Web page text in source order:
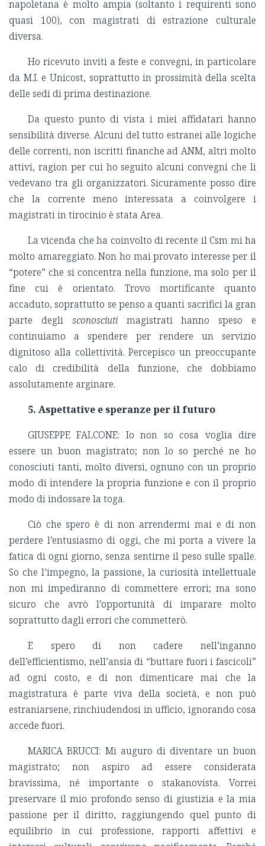
napoletana è molto ampia (soltanto i requirenti sono
quasi 100), con magistrati di estrazione culturale
diversa.
Ho ricevuto inviti a feste e convegni, in particolare
da M.I. e Unicost, soprattutto in prossimità della scelta
delle sedi di prima destinazione.
Da questo punto di vista i miei affidatari hanno
sensibilità diverse. Alcuni del tutto estranei alle logiche
delle correnti, non iscritti finanche ad ANM, altri molto
attivi, ragion per cui ho seguito alcuni convegni che li
vedevano tra gli organizzatori. Sicuramente posso dire
che la corrente meno interessata a coinvolgere i
magistrati in tirocinio è stata Area.
La vicenda che ha coinvolto di recente il Csm mi ha
molto amareggiato. Non ho mai provato interesse per il
“potere” che si concentra nella funzione, ma solo per il
fine cui è orientato. Trovo mortificante quanto
accaduto, soprattutto se penso a quanti sacrifici la gran
parte degli sconosciutimagistrati hanno speso e
continuiamo a spendere per rendere un servizio
dignitoso alla collettività. Percepisco un preoccupante
calo di credibilità della funzione, che dobbiamo
assolutamente arginare.
5. Aspettative e speranze per il futuro
GIUSEPPE FALCONE: Io non so cosa voglia dire
essere un buon magistrato; non lo so perché ne ho
conosciuti tanti, molto diversi, ognuno con un proprio
modo di intendere la propria funzione e con il proprio
modo di indossare la toga.
Ciò che spero è di non arrendermi mai e di non
perdere l’entusiasmo di oggi, che mi porta a vivere la
fatica di ogni giorno, senza sentirne il peso sulle spalle.
So che l’impegno, la passione, la curiosità intellettuale
non mi impediranno di commettere errori; ma sono
sicuro che avrò l’opportunità di imparare molto
soprattutto dagli errori che commetterò.
E spero di non cadere nell’inganno
dell’efficientismo, nell’ansia di “buttare fuori i fascicoli”
ad ogni costo, e di non dimenticare mai che la
magistratura è parte viva della società, e non può
estraniarsene, rinchiudendosi in ufficio, ignorando cosa
accede fuori.
MARICA BRUCCI: Mi auguro di diventare un buon
magistrato; non aspiro ad essere considerata
bravissima, né importante o stakanovista. Vorrei
preservare il mio profondo senso di giustizia e la mia
passione per il diritto, raggiungendo quel punto di
equilibrio in cui professione, rapporti affettivi e